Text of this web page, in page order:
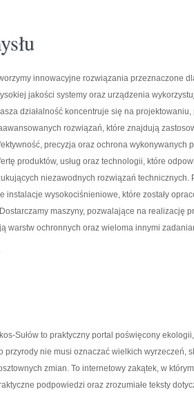
innowacyjne rozwiązania przeznaczone
jakości systemy oraz urządzenia
działalność koncentruje się na
rozwiązań, które znajdują
precyzja oraz ochrona wykonywanych
produktów, usług oraz technologii, które
niezawodnych rozwiązań technicznych.
instalacje wysokociśnieniowe, które zostały
maszyny, pozwalające na realizację
warstw ochronnych oraz wieloma innymi
Sułów to praktyczny portal poświęcony
przyrody nie musi oznaczać wielkich wyrzeczeń,
zmian. To internetowy zakątek, w
podpowiedzi oraz zrozumiałe teksty